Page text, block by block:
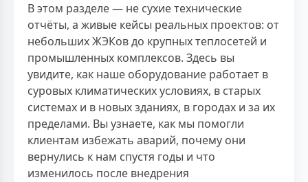
В этом разделе — не сухие технические
отчёты, а живые кейсы реальных проектов: от
небольших ЖЭКов до крупных теплосетей и
промышленных комплексов. Здесь вы
увидите, как наше оборудование работает в
суровых климатических условиях, в старых
системах и в новых зданиях, в городах и за их
пределами. Вы узнаете, как мы помогли
клиентам избежать аварий, почему они
вернулись к нам спустя годы и что
изменилось после внедрения